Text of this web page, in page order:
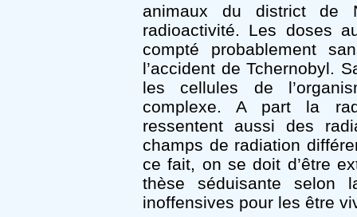
animaux du district de
radioactivité. Les doses
compté probablement
l’accident de Tchernobyl.
les cellules de
complexe. A part la
ressentent aussi des
champs de radiation
ce fait, on se doit d’être
thèse séduisante selon
inoffensives pour les être